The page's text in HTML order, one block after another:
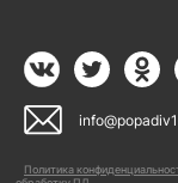
Политика